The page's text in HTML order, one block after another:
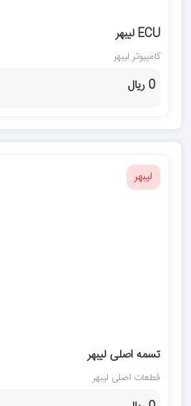
ECU ليبهر
کامپیوتر ليبهر
0 ریال
لیبهر
تسمه اصلى ليبهر
قطعات اصلى ليبهر